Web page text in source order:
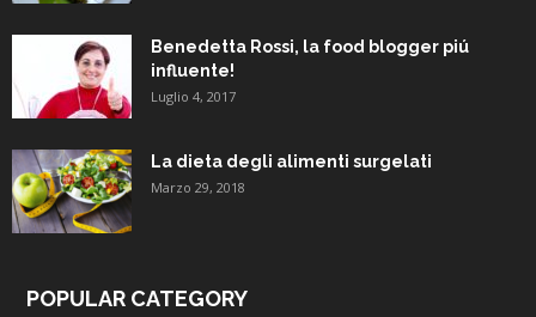
Benedetta Rossi, la food blogger piú
influente!
Luglio 4, 2017
La dieta degli alimenti surgelati
Marzo 29, 2018
POPULAR CATEGORY